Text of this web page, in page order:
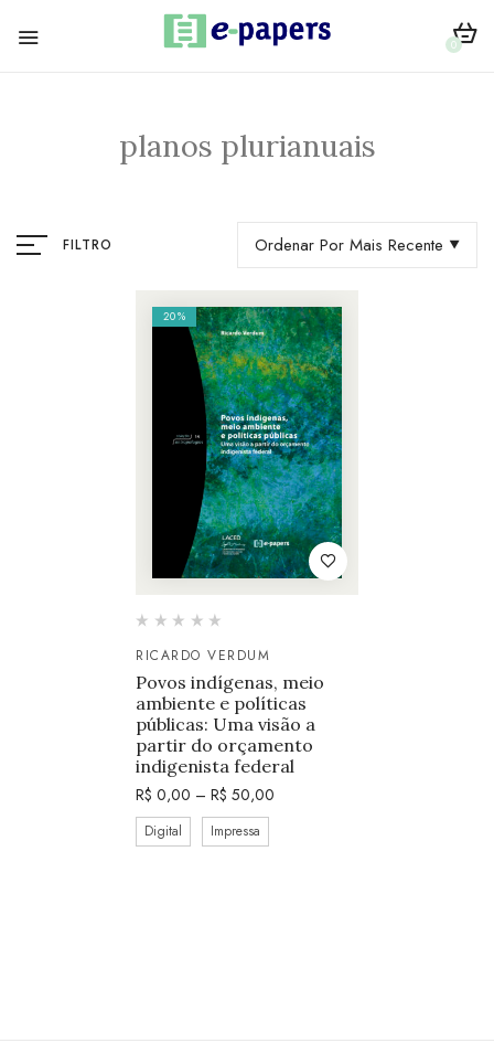
0
planos plurianuais
FILTRO Ordenar Por Mais Recente
20%
RICARDO VERDUM
Povos indígenas, meio
ambiente e políticas
públicas: Uma visão a
partir do orçamento
indigenista federal
R$ 0,00 – R$ 50,00
Digital Impressa